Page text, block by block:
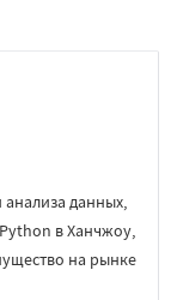
данных,
в Ханчжоу,
на рынке